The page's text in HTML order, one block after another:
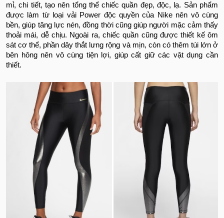
mỉ, chi tiết, tạo nên tổng thể chiếc quần đẹp, độc, lạ. Sản phẩm
được làm từ loại vải Power độc quyền của Nike nên vô cùng
bền, giúp tăng lực nén, đồng thời cũng giúp người mặc cảm thấy
thoải mái, dễ chịu. Ngoài ra, chiếc quần cũng được thiết kế ôm
sát cơ thể, phần dây thắt lưng rộng và mịn, còn có thêm túi lớn ở
bên hông nên vô cùng tiện lợi, giúp cất giữ các vật dụng cần
thiết.